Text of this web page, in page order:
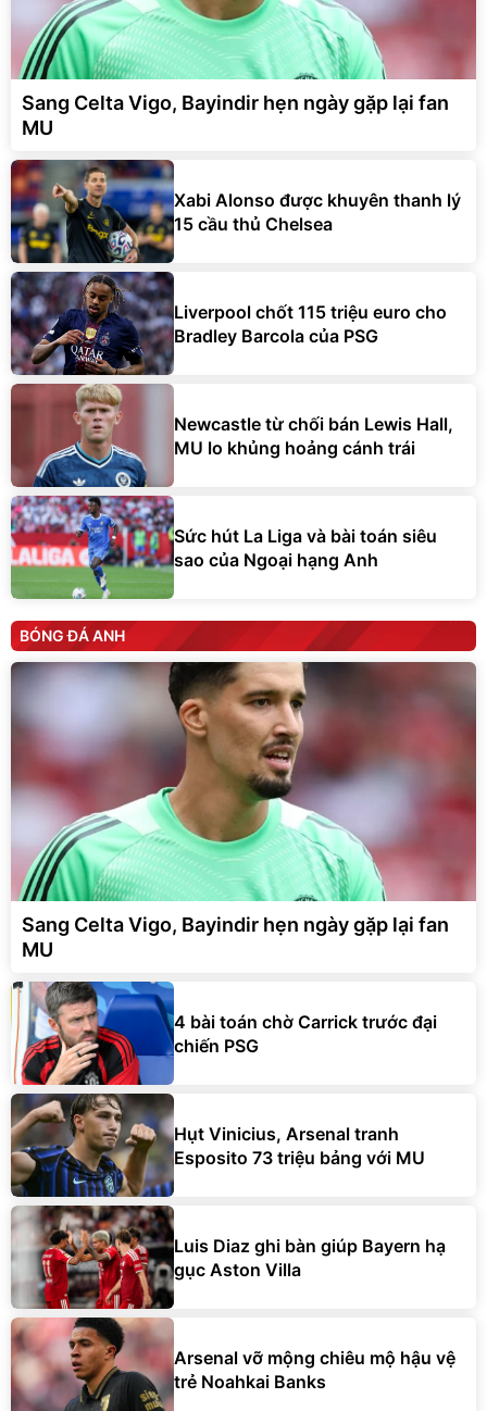
Sang Celta Vigo, Bayindir hẹn ngày gặp lại fan
MU
Xabi Alonso được khuyên thanh lý
15 cầu thủ Chelsea
Liverpool chốt 115 triệu euro cho
Bradley Barcola của PSG
Newcastle từ chối bán Lewis Hall,
MU lo khủng hoảng cánh trái
Sức hút La Liga và bài toán siêu
sao của Ngoại hạng Anh
BÓNG ĐÁ ANH
Sang Celta Vigo, Bayindir hẹn ngày gặp lại fan
MU
4 bài toán chờ Carrick trước đại
chiến PSG
Hụt Vinicius, Arsenal tranh
Esposito 73 triệu bảng với MU
Luis Diaz ghi bàn giúp Bayern hạ
gục Aston Villa
Arsenal vỡ mộng chiêu mộ hậu vệ
trẻ Noahkai Banks